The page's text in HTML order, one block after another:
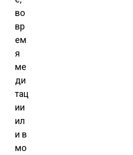
во
вр
ем
я
ме
ди
тац
ии
ил
и в
мо